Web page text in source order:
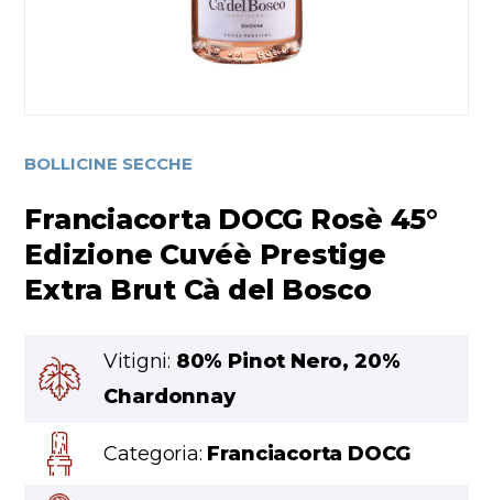
BOLLICINE SECCHE
Franciacorta DOCG Rosè 45°
Edizione Cuvéè Prestige
Extra Brut Cà del Bosco
Vitigni: 80% Pinot Nero, 20%
Chardonnay
Categoria: Franciacorta DOCG